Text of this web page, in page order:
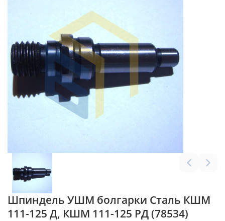
Шпиндель УШМ болгарки Сталь КШМ
111-125 Д, КШМ 111-125 РД (78534)